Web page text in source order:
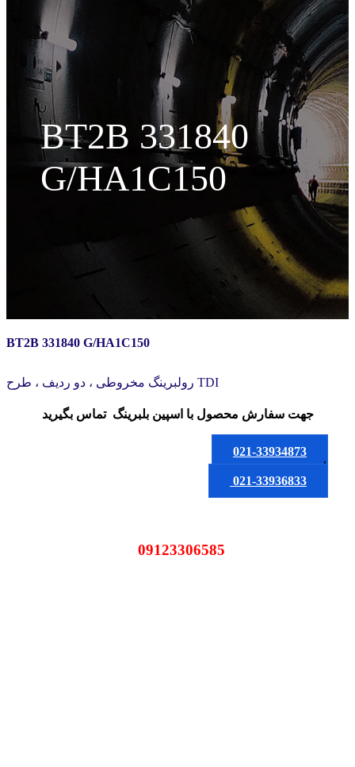
BT2B 331840
G/HA1C150
BT2B 331840 G/HA1C150
رولبرینگ مخروطی ، دو ردیف ، طرح TDI
جهت سفارش محصولبا اسپین بلبرینگ تماس بگیرید
021-33934873
یا
021-33936833